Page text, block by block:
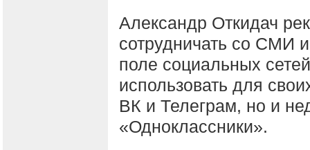
Александр Откидач
сотрудничать со СМИ
поле социальных
использовать для
ВК и Телеграм, но и
«Одноклассники».